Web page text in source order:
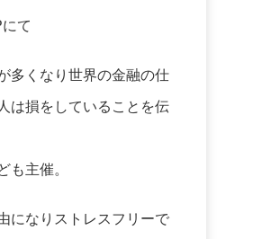
にて
多くなり世界の金融の仕
は損をしていることを伝
も主催。
になりストレスフリーで